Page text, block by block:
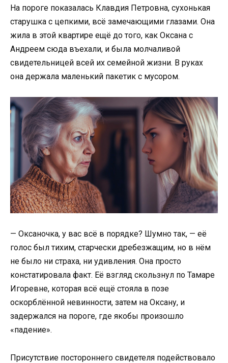
На пороге показалась Клавдия Петровна, сухонькая
старушка с цепкими, всё замечающими глазами. Она
жила в этой квартире ещё до того, как Оксана с
Андреем сюда въехали, и была молчаливой
свидетельницей всей их семейной жизни. В руках
она держала маленький пакетик с мусором.
— Оксаночка, у вас всё в порядке? Шумно так, — её
голос был тихим, старчески дребезжащим, но в нём
не было ни страха, ни удивления. Она просто
констатировала факт. Её взгляд скользнул по Тамаре
Игоревне, которая всё ещё стояла в позе
оскорблённой невинности, затем на Оксану, и
задержался на пороге, где якобы произошло
«падение».
Присутствие постороннего свидетеля подействовало